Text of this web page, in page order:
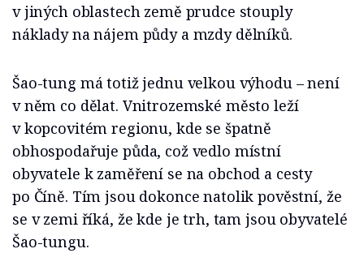
v jiných oblastech země prudce stouply
náklady na nájem půdy a mzdy dělníků.
Šao-tung má totiž jednu velkou výhodu – není
v něm co dělat. Vnitrozemské město leží
v kopcovitém regionu, kde se špatně
obhospodařuje půda, což vedlo místní
obyvatele k zaměření se na obchod a cesty
po Číně. Tím jsou dokonce natolik pověstní, že
se v zemi říká, že kde je trh, tam jsou obyvatelé
Šao-tungu.